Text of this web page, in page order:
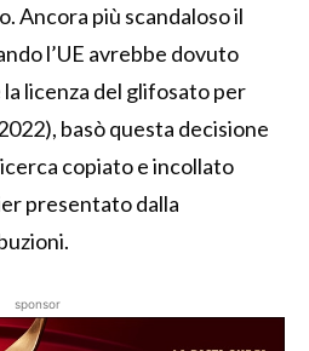
Ancora più scandaloso il
l’UE avrebbe dovuto
licenza del glifosato per
basò questa decisione
copiato e incollato
presentato dalla
sponsor